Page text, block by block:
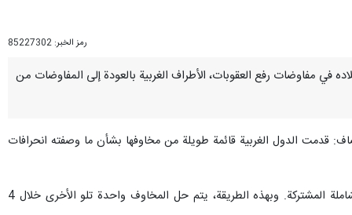
رمز الخبر: 85227302
في مفاوضات رفع العقوبات، الأطراف الغربية بالعودة إلى المفاوضات من
قدمت الدول الغربية قائمة طويلة من مخاوفها بشأن ما وصفته انحرافات
وأضاف: جوابنا هو أن علينا العودة إلى المفاوضات ووضع اللمسات النهائية على الاتفاق لاستئناف تنفيذ خطة العمل الشاملة المشتركة. وبهذه الطريقة، يتم حل المخاوف واحدة تلو الأخرى خلال 4